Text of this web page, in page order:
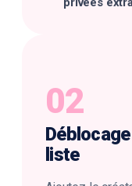
02
liste